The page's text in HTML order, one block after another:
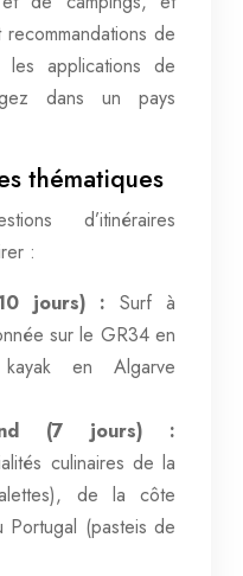
de
les applications de
dans un pays
thématiques
d’itinéraires
:
jours) :Surf à
sur le GR34 en
en Algarve
(7 jours) :
culinaires de la
de la côte
Portugal (pasteis de